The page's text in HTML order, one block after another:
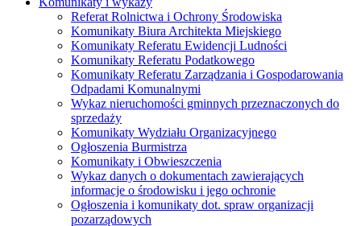
Referat Rolnictwa i Ochrony Środowiska
Komunikaty Biura Architekta Miejskiego
Komunikaty Referatu Ewidencji Ludności
Komunikaty Referatu Podatkowego
Komunikaty Referatu Zarządzania i Gospodarowania
Odpadami Komunalnymi
Wykaz nieruchomości gminnych przeznaczonych do
sprzedaży
Komunikaty Wydziału Organizacyjnego
Ogłoszenia Burmistrza
Komunikaty i Obwieszczenia
Wykaz danych o dokumentach zawierających
informacje o środowisku i jego ochronie
Ogłoszenia i komunikaty dot. spraw organizacji
pozarządowych